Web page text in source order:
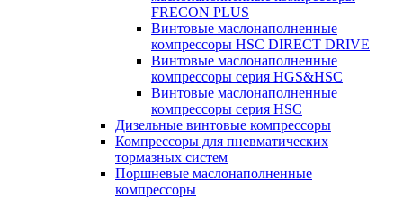
FRECON PLUS
Винтовые маслонаполненные
компрессоры HSC DIRECT DRIVE
Винтовые маслонаполненные
компрессоры серия HGS&HSC
Винтовые маслонаполненные
компрессоры серия HSC
Дизельные винтовые компрессоры
Компрессоры для пневматических
тормазных систем
Поршневые маслонаполненные
компрессоры